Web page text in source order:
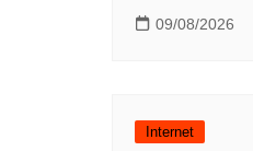
09/08/2026
Internet